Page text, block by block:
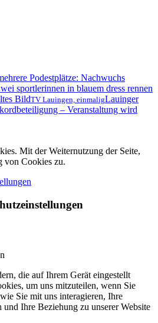
Podestplätze: Nachwuchs
TV Lauingen, einmaligLauinger
– Veranstaltung wird
Mit der Weiternutzung der Seite,
von Cookies zu.
die auf Ihrem Gerät eingestellt
um uns mitzuteilen, wenn Sie
Sie mit uns interagieren, Ihre
und Ihre Beziehung zu unserer Website